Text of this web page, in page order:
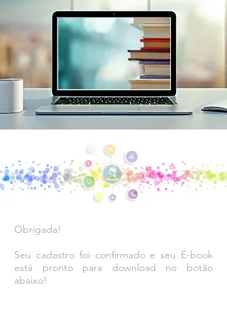
Obrigada!
Seu cadastro foi confirmado e seu E-book
está pronto para download no botão
abaixo!